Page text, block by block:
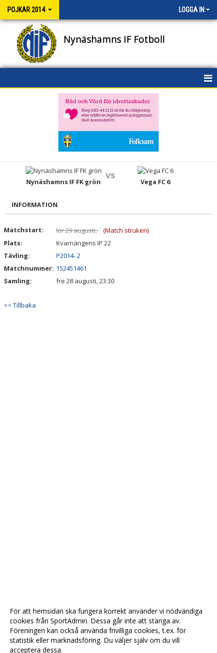
POJKAR 2014 LOGGA IN
Nynäshamns IF Fotboll
TRUPPEN
BILDGALLERI
KONTAKT
Nynäshamns IF FK grön
vs
Vega FC 6
INFORMATION
Matchstart: lör 29 augusti, (Match struken)
Plats:
Kvarnängens IP 22
Tävling:
P2014- 2
Matchnummer: 152451461
Samling:
fre 28 augusti, 23:30
<< Tillbaka
För att hemsidan ska fungera korrekt använder vi nödvändiga
cookies från SportAdmin. Dessa går inte att stänga av.
Föreningen kan också använda frivilliga cookies, t.ex. för
statistik eller marknadsföring. Du väljer själv om du vill
acceptera dessa.